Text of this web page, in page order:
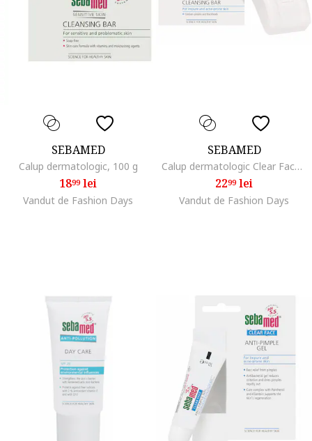
SEBAMED
Calup dermatologic, 100 g
1899lei
Vandut de Fashion Days
SEBAMED
Calup dermatologic Clear Face pentru ten acneic, 100 g
2299lei
Vandut de Fashion Days